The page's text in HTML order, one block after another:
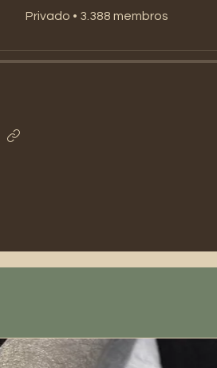
Privado • 3.388 membros